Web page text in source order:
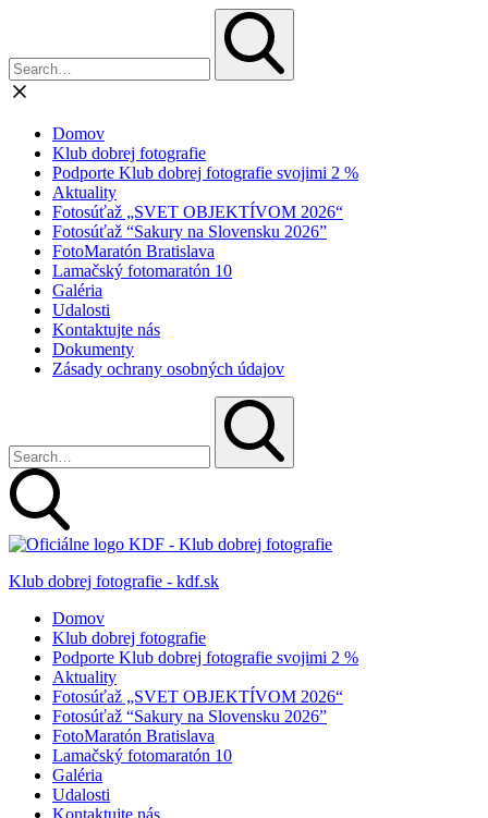
Domov
Klub dobrej fotografie
Podporte Klub dobrej fotografie svojimi 2 %
Aktuality
Fotosúťaž „SVET OBJEKTÍVOM 2026“
Fotosúťaž “Sakury na Slovensku 2026”
FotoMaratón Bratislava
Lamačský fotomaratón 10
Galéria
Udalosti
Kontaktujte nás
Dokumenty
Zásady ochrany osobných údajov
Klub dobrej fotografie - kdf.sk
Domov
Klub dobrej fotografie
Podporte Klub dobrej fotografie svojimi 2 %
Aktuality
Fotosúťaž „SVET OBJEKTÍVOM 2026“
Fotosúťaž “Sakury na Slovensku 2026”
FotoMaratón Bratislava
Lamačský fotomaratón 10
Galéria
Udalosti
Kontaktujte nás